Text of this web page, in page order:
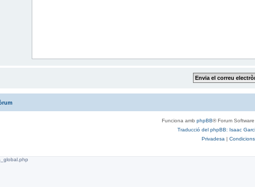
Funciona amb phpBB® Forum
Traducció del phpBB: Isaac
Privadesa | Condicions